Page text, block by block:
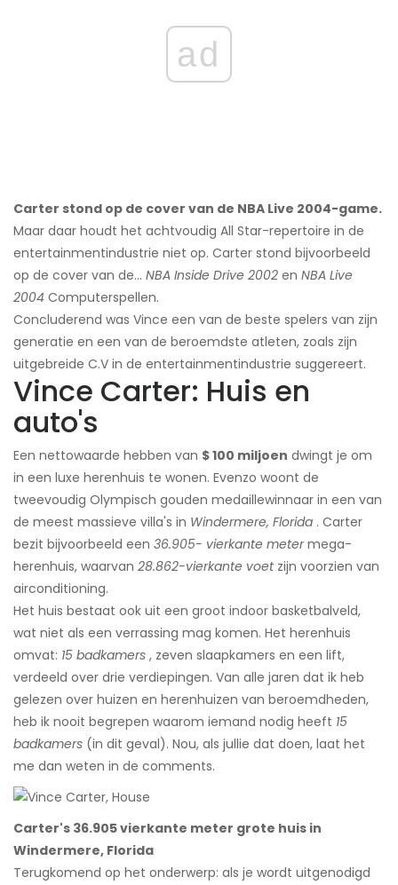
ad
Carter stond op de cover van de NBA Live 2004-game.
Maar daar houdt het achtvoudig All Star-repertoire in de
entertainmentindustrie niet op. Carter stond bijvoorbeeld
op de cover van de... NBA Inside Drive 2002 en NBA Live
2004 Computerspellen.
Concluderend was Vince een van de beste spelers van zijn
generatie en een van de beroemdste atleten, zoals zijn
uitgebreide C.V in de entertainmentindustrie suggereert.
Vince Carter: Huis en
auto's
Een nettowaarde hebben van $ 100 miljoen dwingt je om
in een luxe herenhuis te wonen. Evenzo woont de
tweevoudig Olympisch gouden medaillewinnaar in een van
de meest massieve villa's in Windermere, Florida . Carter
bezit bijvoorbeeld een 36.905- vierkante metermega-
herenhuis, waarvan 28.862-vierkante voetzijn voorzien van
airconditioning.
Het huis bestaat ook uit een groot indoor basketbalveld,
wat niet als een verrassing mag komen. Het herenhuis
omvat: 15 badkamers , zeven slaapkamers en een lift,
verdeeld over drie verdiepingen. Van alle jaren dat ik heb
gelezen over huizen en herenhuizen van beroemdheden,
heb ik nooit begrepen waarom iemand nodig heeft 15
badkamers (in dit geval). Nou, als jullie dat doen, laat het
me dan weten in de comments.
Carter's 36.905 vierkante meter grote huis in
Windermere, Florida
Terugkomend op het onderwerp: als je wordt uitgenodigd